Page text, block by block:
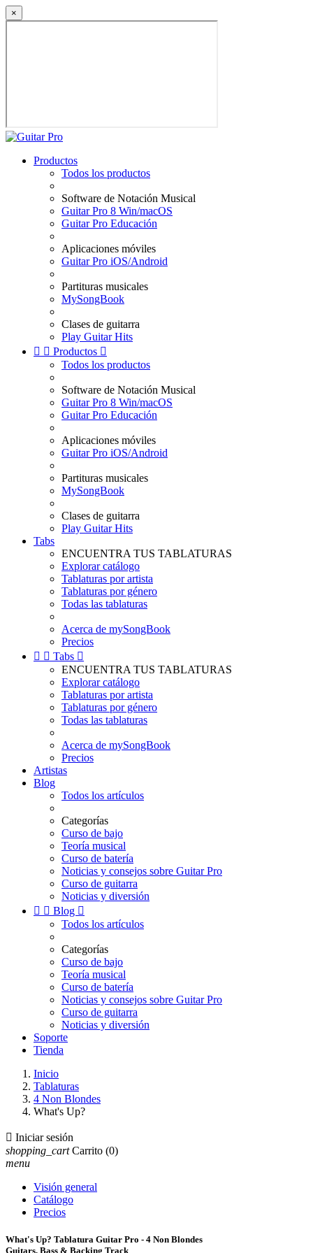
×
Productos
Todos los productos
Software de Notación Musical
Guitar Pro 8 Win/macOS
Guitar Pro Educación
Aplicaciones móviles
Guitar Pro iOS/Android
Partituras musicales
MySongBook
Clases de guitarra
Play Guitar Hits
  Productos 
Todos los productos
Software de Notación Musical
Guitar Pro 8 Win/macOS
Guitar Pro Educación
Aplicaciones móviles
Guitar Pro iOS/Android
Partituras musicales
MySongBook
Clases de guitarra
Play Guitar Hits
Tabs
ENCUENTRA TUS TABLATURAS
Explorar catálogo
Tablaturas por artista
Tablaturas por género
Todas las tablaturas
Acerca de mySongBook
Precios
  Tabs 
ENCUENTRA TUS TABLATURAS
Explorar catálogo
Tablaturas por artista
Tablaturas por género
Todas las tablaturas
Acerca de mySongBook
Precios
Artistas
Blog
Todos los artículos
Categorías
Curso de bajo
Teoría musical
Curso de batería
Noticias y consejos sobre Guitar Pro
Curso de guitarra
Noticias y diversión
  Blog 
Todos los artículos
Categorías
Curso de bajo
Teoría musical
Curso de batería
Noticias y consejos sobre Guitar Pro
Curso de guitarra
Noticias y diversión
Soporte
Tienda
Inicio
Tablaturas
4 Non Blondes
What's Up?
 Iniciar sesión
shopping_cart Carrito (0)
menu
Visión general
Catálogo
Precios
What's Up? Tablatura Guitar Pro - 4 Non Blondes
Guitars, Bass & Backing Track